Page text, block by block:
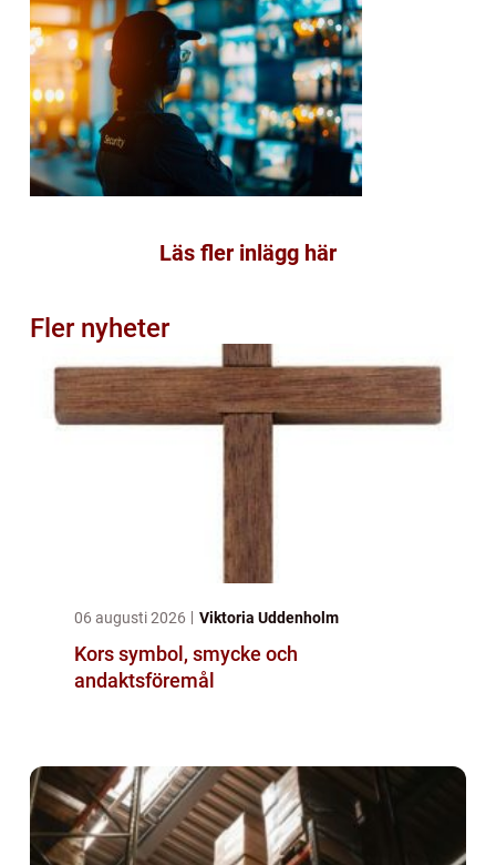
Läs fler inlägg här
Fler nyheter
06 augusti 2026 Viktoria Uddenholm
Kors symbol, smycke och
andaktsföremål